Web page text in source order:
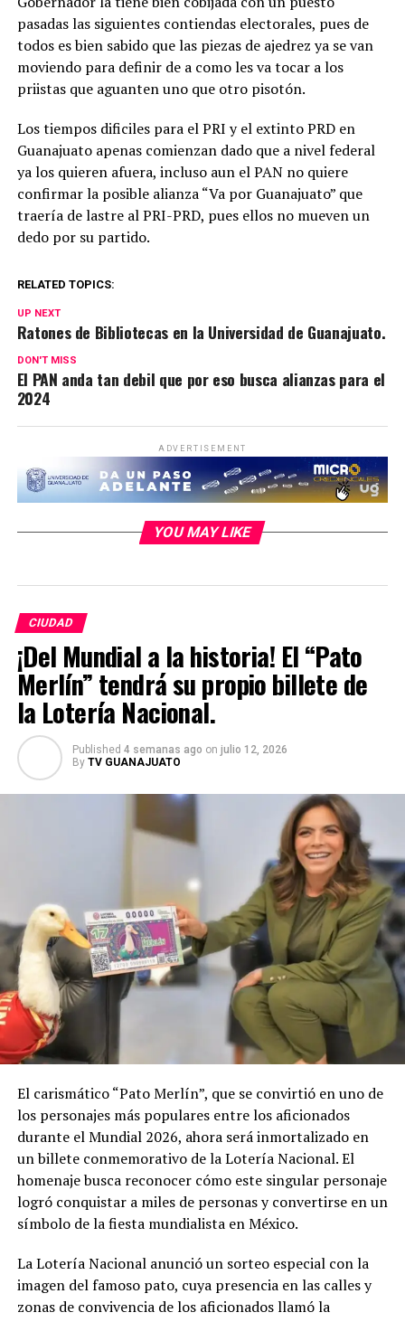
pasadas las siguientes contiendas electorales, pues de
todos es bien sabido que las piezas de ajedrez ya se van
moviendo para definir de a como les va tocar a los
priistas que aguanten uno que otro pisotón.
Los tiempos dificiles para el PRI y el extinto PRD en
Guanajuato apenas comienzan dado que a nivel federal
ya los quieren afuera, incluso aun el PAN no quiere
confirmar la posible alianza “Va por Guanajuato” que
traería de lastre al PRI-PRD, pues ellos no mueven un
dedo por su partido.
RELATED TOPICS:
UP NEXT
Ratones de Bibliotecas en la Universidad de Guanajuato.
DON'T MISS
El PAN anda tan debil que por eso busca alianzas para el
2024
ADVERTISEMENT
YOU MAY LIKE
CIUDAD
¡Del Mundial a la historia! El “Pato
Merlín” tendrá su propio billete de
la Lotería Nacional.
Published 4 semanas ago on julio 12, 2026
By TV GUANAJUATO
El carismático “Pato Merlín”, que se convirtió en uno de
los personajes más populares entre los aficionados
durante el Mundial 2026, ahora será inmortalizado en
un billete conmemorativo de la Lotería Nacional. El
homenaje busca reconocer cómo este singular personaje
logró conquistar a miles de personas y convertirse en un
símbolo de la fiesta mundialista en México.
La Lotería Nacional anunció un sorteo especial con la
imagen del famoso pato, cuya presencia en las calles y
zonas de convivencia de los aficionados llamó la